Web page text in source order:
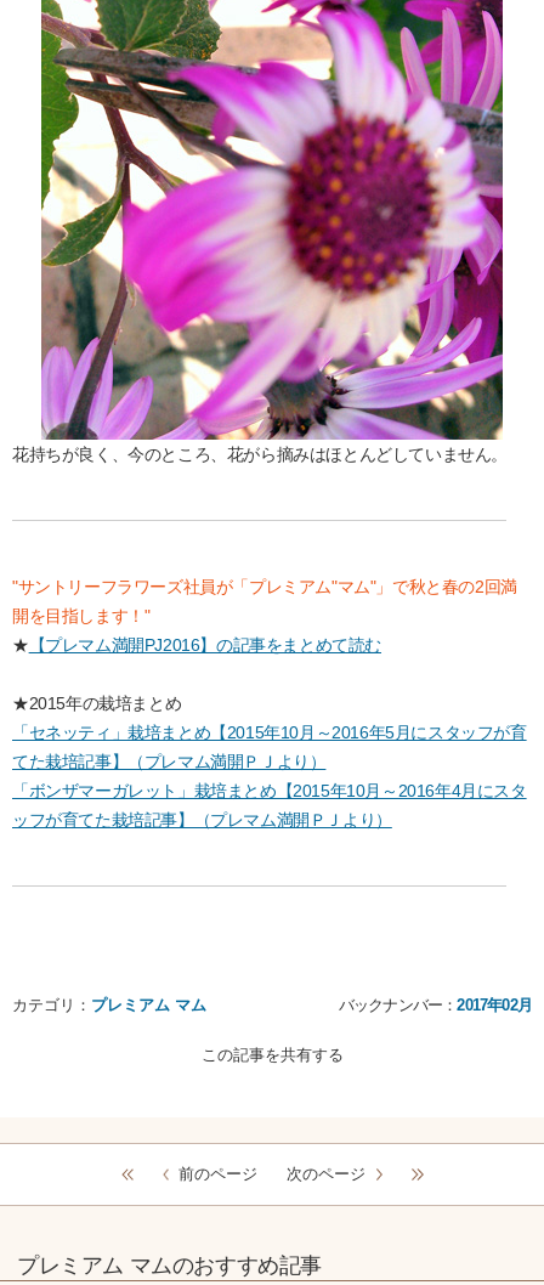
花持ちが良く、今のところ、花がら摘みはほとんどしていません。
"サントリーフラワーズ社員が「プレミアム"マム"」で秋と春の2回満
開を目指します！"
★ 【プレマム満開PJ2016】の記事をまとめて読む
★2015年の栽培まとめ
「セネッティ」栽培まとめ【2015年10月～2016年5月にスタッフが育
てた栽培記事】（プレマム満開ＰＪより）
「ボンザマーガレット」栽培まとめ【2015年10月～2016年4月にスタ
ッフが育てた栽培記事】（プレマム満開ＰＪより）
カテゴリ： プレミアム マム バックナンバー：2017年02月
この記事を共有する
前のページ 次のページ
プレミアム マムのおすすめ記事